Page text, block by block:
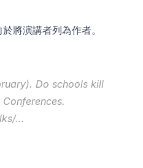
將演講者列為作者。
Do schools kill
...